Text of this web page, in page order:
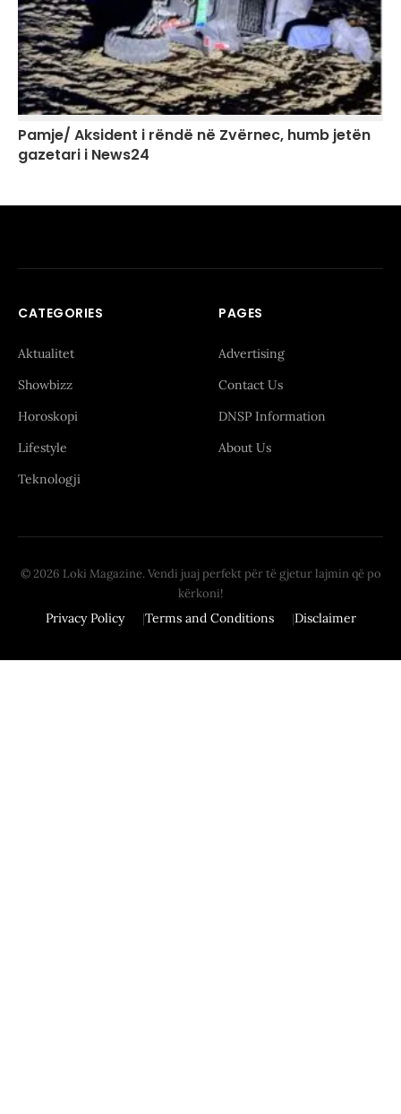
Pamje/ Aksident i rëndë në Zvërnec, humb jetën
gazetari i News24
CATEGORIES
Aktualitet
Showbizz
Horoskopi
Lifestyle
Teknologji
PAGES
Advertising
Contact Us
DNSP Information
About Us
© 2026 Loki Magazine. Vendi juaj perfekt për të gjetur lajmin që po
kërkoni!
Privacy Policy Terms and Conditions Disclaimer